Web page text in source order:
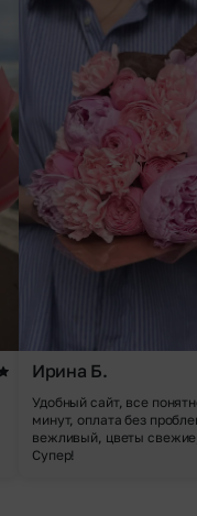
Ирина Б.
Удобный сайт, все
минут, оплата без
вежливый, цветы
Супер!